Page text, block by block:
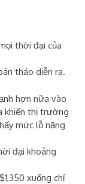
thời đại của
tháo diễn ra.
hơn nữa vào
khiến thị trường
mức lỗ nặng
đại khoảng
xuống chỉ